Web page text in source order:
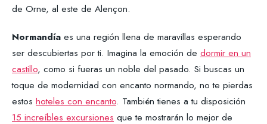
de Orne, al este de Alençon.
Normandía es una región llena de maravillas esperando
ser descubiertas por ti. Imagina la emoción de dormir en un
castillo, como si fueras un noble del pasado. Si buscas un
toque de modernidad con encanto normando, no te pierdas
estos hoteles con encanto. También tienes a tu disposición
15 increíbles excursiones que te mostrarán lo mejor de